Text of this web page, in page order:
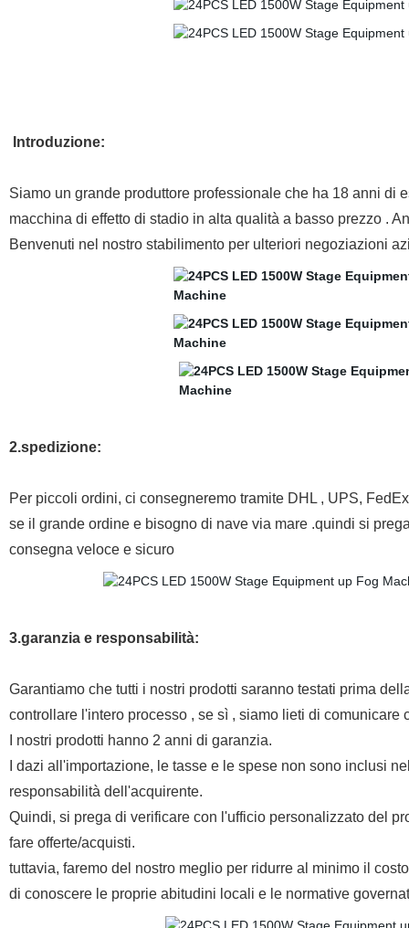
Introduzione:
Siamo un grande produttore professionale che ha 18 anni
macchina di effetto di stadio in alta qualità a basso prezzo .
Benvenuti nel nostro stabilimento per ulteriori negoziazioni
2.spedizione:
Per piccoli ordini, ci consegneremo tramite DHL , UPS,
se il grande ordine e bisogno di nave via mare .quindi si
consegna veloce e sicuro
3.garanzia e responsabilità:
Garantiamo che tutti i nostri prodotti saranno testati prima
controllare l'intero processo , se sì , siamo lieti di comunicare
I nostri prodotti hanno 2 anni di garanzia.
I dazi all'importazione, le tasse e le spese non sono inclusi
responsabilità dell'acquirente.
Quindi, si prega di verificare con l'ufficio personalizzato del
fare offerte/acquisti.
tuttavia, faremo del nostro meglio per ridurre al minimo il
di conoscere le proprie abitudini locali e le normative